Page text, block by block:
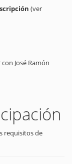
(ver
José Ramón
requisitos de